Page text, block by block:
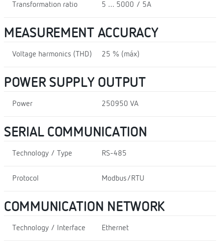
Transformation ratio 5 … 5000 / 5A
MEASUREMENT ACCURACY
Voltage harmonics (THD) 25 % (máx)
POWER SUPPLY OUTPUT
Power 250950 VA
SERIAL COMMUNICATION
Technology / Type RS-485
Protocol Modbus/RTU
COMMUNICATION NETWORK
Technology / Interface Ethernet